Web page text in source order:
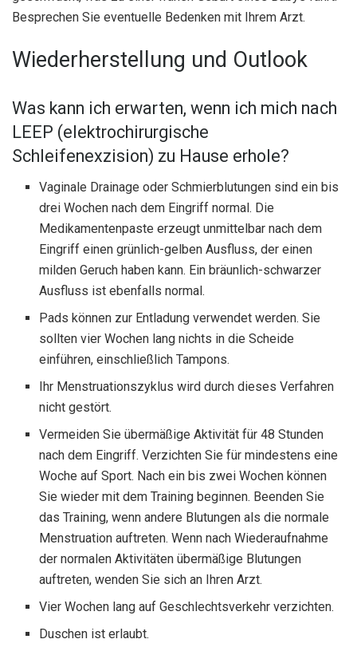
Besprechen Sie eventuelle Bedenken mit Ihrem Arzt.
Wiederherstellung und Outlook
Was kann ich erwarten, wenn ich mich nach
LEEP (elektrochirurgische
Schleifenexzision) zu Hause erhole?
Vaginale Drainage oder Schmierblutungen sind ein bis
drei Wochen nach dem Eingriff normal. Die
Medikamentenpaste erzeugt unmittelbar nach dem
Eingriff einen grünlich-gelben Ausfluss, der einen
milden Geruch haben kann. Ein bräunlich-schwarzer
Ausfluss ist ebenfalls normal.
Pads können zur Entladung verwendet werden. Sie
sollten vier Wochen lang nichts in die Scheide
einführen, einschließlich Tampons.
Ihr Menstruationszyklus wird durch dieses Verfahren
nicht gestört.
Vermeiden Sie übermäßige Aktivität für 48 Stunden
nach dem Eingriff. Verzichten Sie für mindestens eine
Woche auf Sport. Nach ein bis zwei Wochen können
Sie wieder mit dem Training beginnen. Beenden Sie
das Training, wenn andere Blutungen als die normale
Menstruation auftreten. Wenn nach Wiederaufnahme
der normalen Aktivitäten übermäßige Blutungen
auftreten, wenden Sie sich an Ihren Arzt.
Vier Wochen lang auf Geschlechtsverkehr verzichten.
Duschen ist erlaubt.